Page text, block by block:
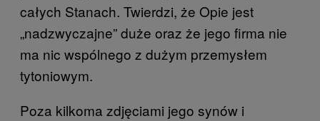
całych Stanach. Twierdzi, że Opie jest
„nadzwyczajne” duże oraz że jego firma nie
ma nic wspólnego z dużym przemysłem
tytoniowym.
Poza kilkoma zdjęciami jego synów i